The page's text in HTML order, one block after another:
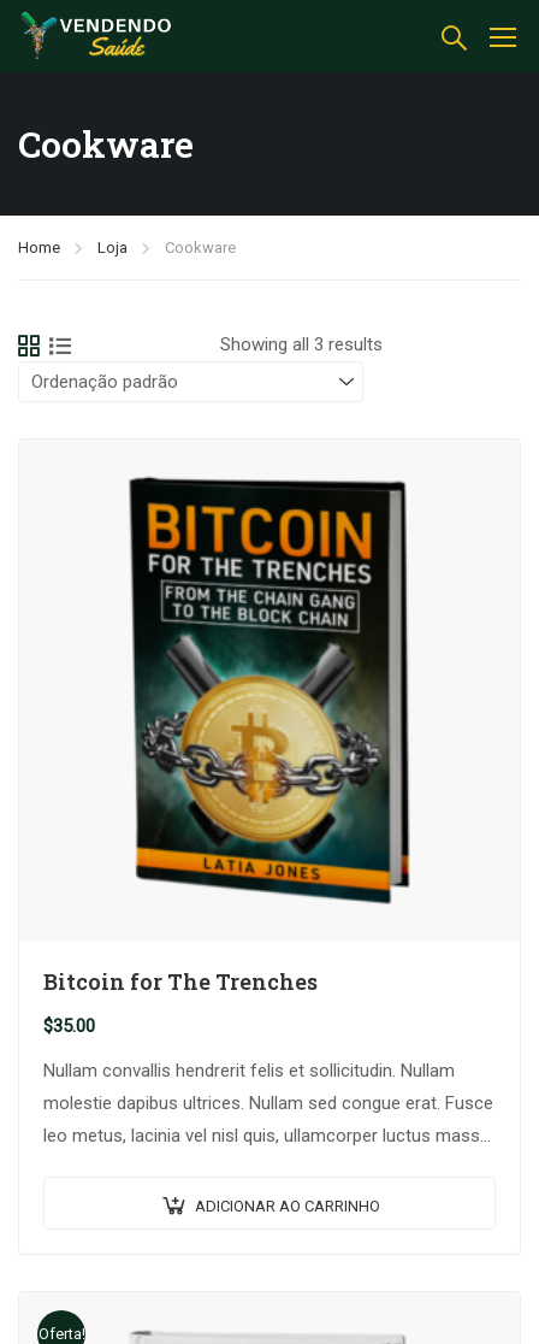
Cookware
Home Loja Cookware
Showing all 3 results
Bitcoin for The Trenches
$35.00
Nullam convallis hendrerit felis et sollicitudin. Nullam
molestie dapibus ultrices. Nullam sed congue erat. Fusce
leo metus, lacinia vel nisl quis, ullamcorper luctus massa.
ADICIONAR AO CARRINHO
Oferta!